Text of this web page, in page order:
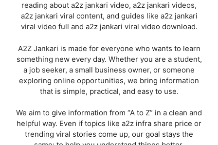
reading about a2z jankari video, a2z jankari videos,
a2z jankari viral content, and guides like a2z jankari
viral video full and a2z jankari viral video download.
A2Z Jankari is made for everyone who wants to learn
something new every day. Whether you are a student,
a job seeker, a small business owner, or someone
exploring online opportunities, we bring information
that is simple, practical, and easy to use.
We aim to give information from “A to Z” in a clean and
helpful way. Even if topics like a2z infra share price or
trending viral stories come up, our goal stays the